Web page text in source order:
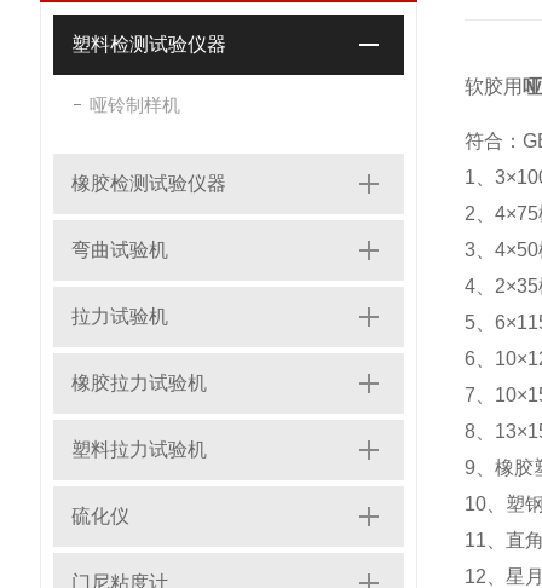
塑料检测试验仪器
哑铃制样机
橡胶检测试验仪器
弯曲试验机
拉力试验机
橡胶拉力试验机
塑料拉力试验机
硫化仪
门尼粘度计
软胶用
符合：
1、
2、
3、
4、
5、
6、
7、
8、
9、橡胶
10、塑
11、直
12、星